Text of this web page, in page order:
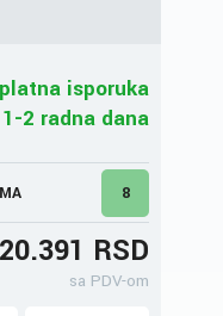
isporuka
1-2 radna dana
8
20.391 RSD
sa PDV-om